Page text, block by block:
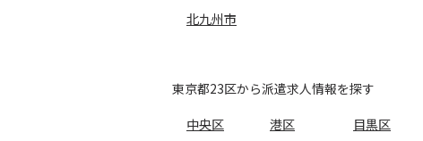
北九州市
東京都23区から派遣求人情報を探す
中央区
港区 目黒区